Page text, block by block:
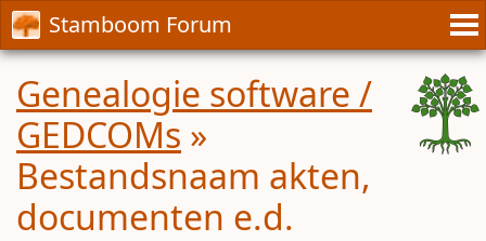
Stamboom Forum
Genealogie software /
GEDCOMs »
Bestandsnaam akten,
documenten e.d.